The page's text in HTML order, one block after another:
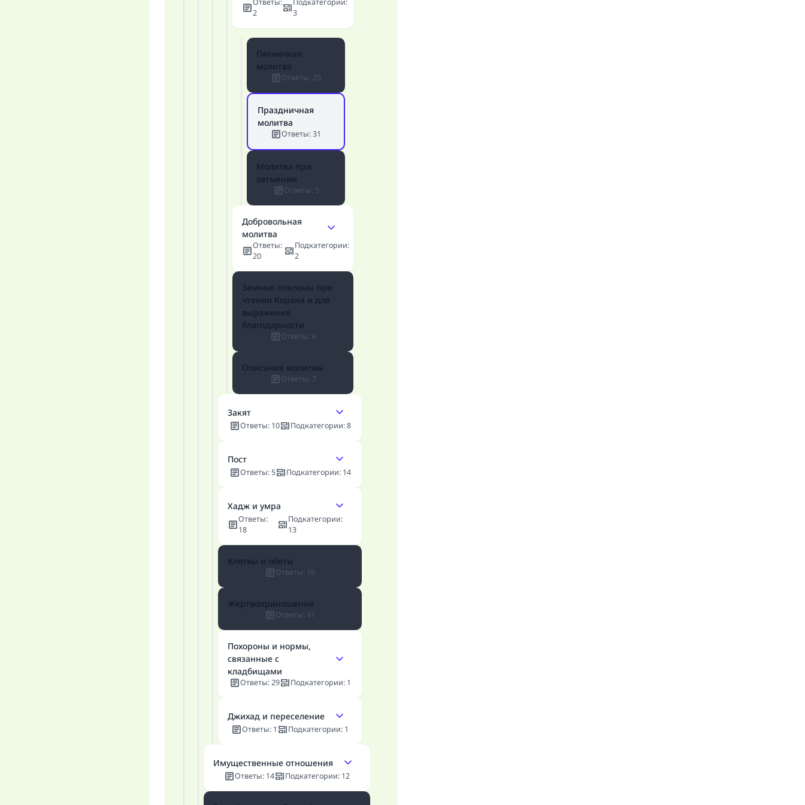
Ответы:
2
Подкатегории:
3
Пятничная
молитва
Ответы : 20
Праздничная
молитва
Ответы:31
Молитва при
затмении
Ответы : 5
Добровольная
молитва
Ответы:
20
Подкатегории:
2
Земные поклоны при
чтении Корана и для
выражения
благодарности
Ответы : 6
Описание молитвы
Ответы : 7
Закят
Ответы: 10 Подкатегории: 8
Пост
Ответы:5 Подкатегории: 14
Хадж и умра
Ответы:
18
Подкатегории:
13
Клятвы и обеты
Ответы : 16
Жертвоприношения
Ответы : 41
Похороны и нормы,
связанные с
кладбищами
Ответы:29 Подкатегории: 1
Джихад и переселение
Ответы: 1 Подкатегории: 1
Имущественные отношения
Ответы: 14 Подкатегории: 12